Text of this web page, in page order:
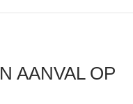
AANVAL OP